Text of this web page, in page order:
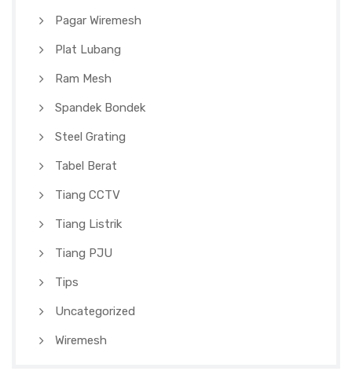
Pagar Wiremesh
Plat Lubang
Ram Mesh
Spandek Bondek
Steel Grating
Tabel Berat
Tiang CCTV
Tiang Listrik
Tiang PJU
Tips
Uncategorized
Wiremesh